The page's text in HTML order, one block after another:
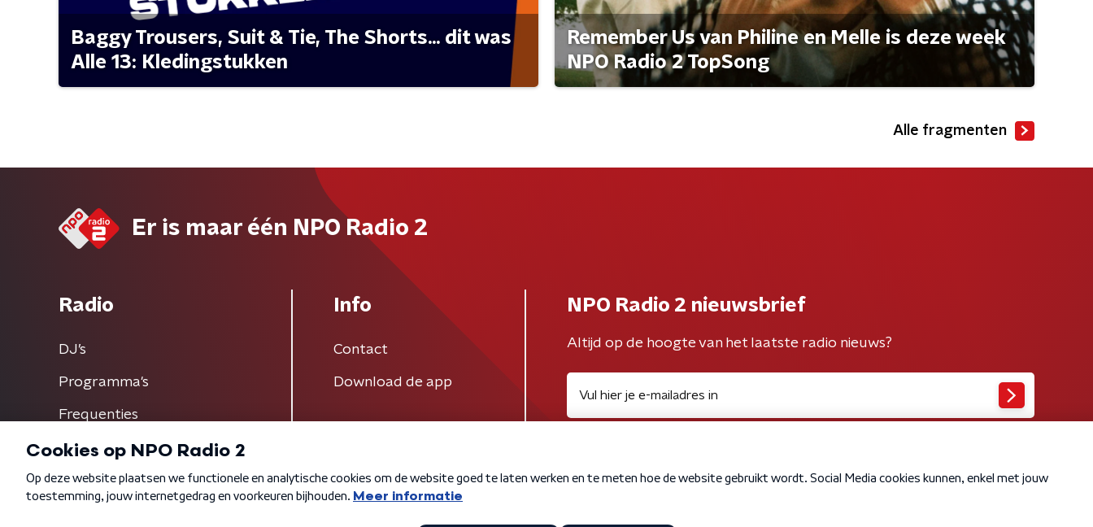
Baggy Trousers, Suit & Tie, The Shorts... dit was
Alle 13: Kledingstukken
Remember Us van Philine en Melle is deze week
NPO Radio 2 TopSong
Alle fragmenten
Er is maar één NPO Radio 2
Radio
DJ’s
Programma's
Frequenties
Info
Contact
Download de app
NPO Radio 2 nieuwsbrief
Altijd op de hoogte van het laatste radio nieuws?
Algemene voorwaarden Privacybeleid